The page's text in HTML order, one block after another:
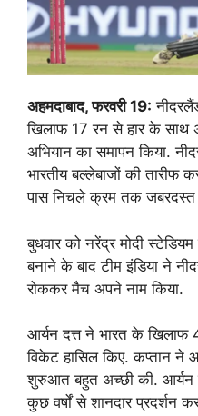
अहमदाबाद, फरवरी 19:
खिलाफ 17 रन से हार के
अभियान का समापन किया.
भारतीय बल्लेबाजों की तारीफ
पास निचले क्रम तक जबरदस्त
बुधवार को नरेंद्र मोदी
बनाने के बाद टीम इंडिया ने
रोककर मैच अपने नाम किया.
आर्यन दत्त ने भारत के
विकेट हासिल किए. कप्तान ने
शुरुआत बहुत अच्छी की. आर्यन
कुछ वर्षों से शानदार प्रदर्शन